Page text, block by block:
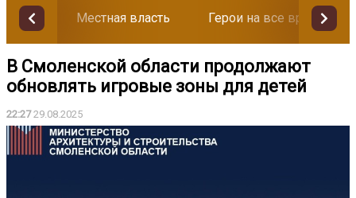
Местная власть Герои на все времена
В Смоленской области продолжают
обновлять игровые зоны для детей
22:2729.08.2025